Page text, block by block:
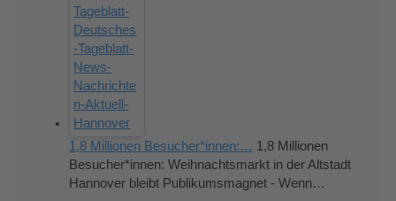
1,8 Millionen Besucher*innen:… 1,8 Millionen
Besucher*innen: Weihnachtsmarkt in der Altstadt
Hannover bleibt Publikumsmagnet - Wenn…